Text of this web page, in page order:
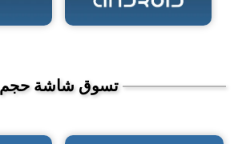
تسوق شاشة حجم